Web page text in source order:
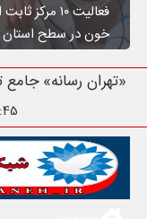
فعالیت ۱۰ مرکز
خون در سطح استان
«تهران رسانه» جامع